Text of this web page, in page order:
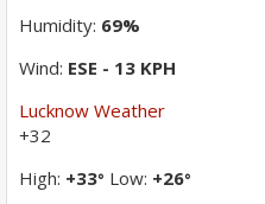
Humidity: 69%
Wind: ESE - 13 KPH
Lucknow Weather
+32
High: +33° Low: +26°